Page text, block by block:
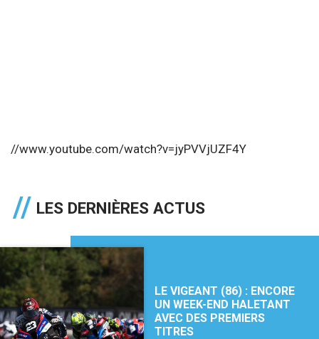
//www.youtube.com/watch?v=jyPVVjUZF4Y
LES DERNIÈRES ACTUS
LE VIGEANT (86) : ENCORE
UN WEEK-END HALETANT
AVEC DES PREMIERS
TITRES